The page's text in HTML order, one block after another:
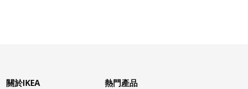
關於IKEA 熱門產品